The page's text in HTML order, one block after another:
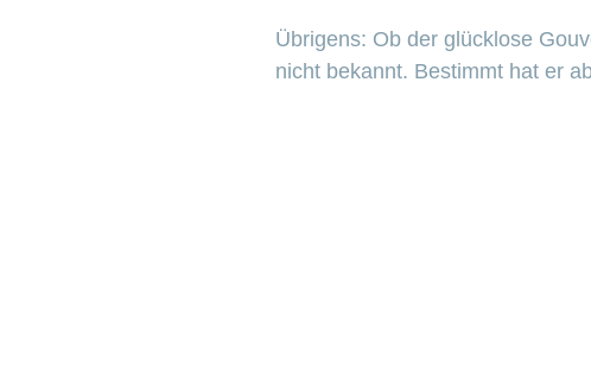
Übrigens: Ob der glücklose
nicht bekannt. Bestimmt hat er